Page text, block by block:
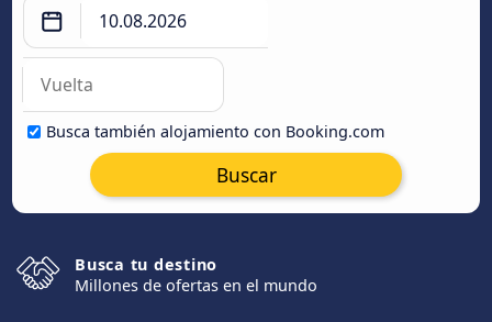
Busca también alojamiento con Booking.com
Buscar
Busca tu destino
Millones de ofertas en el mundo